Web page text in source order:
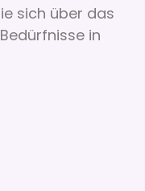
sich über das
in